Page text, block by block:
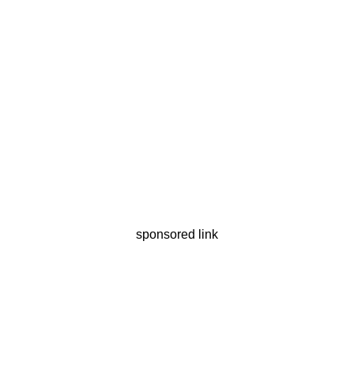
sponsored link